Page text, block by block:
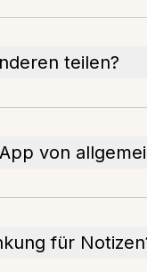
teilen?
von
für